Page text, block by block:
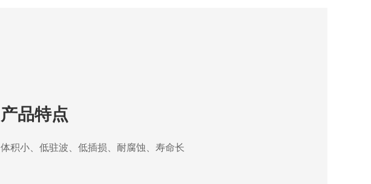
产品特点
体积小、低驻波、低插损、耐腐蚀、寿命长